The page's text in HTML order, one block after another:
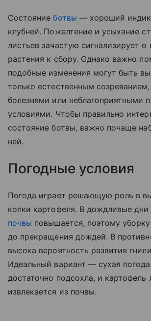
Состояниеботвы — хороший
клубней. Пожелтение и усыхание
листьев зачастую сигнализирует о
растения к сбору. Однако важно
подобные изменения могут быть
только естественным
болезнями или неблагоприятными
условиями. Чтобы правильно
состояние ботвы, важно почаще
ней.
Погодные условия
Погода играет решающую роль в
копки картофеля. В дождливые дни
почвы повышается, поэтому
до прекращения дождей. В
высока вероятность развития
Идеальный вариант — сухая
достаточно подсохла, и картофель
извлекается из почвы.